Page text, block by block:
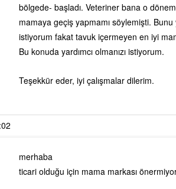
bölgede- başladı. Veteriner bana o
mamaya geçiş yapmamı söylemişti.
istiyorum fakat tavuk içermeyen en iyi
Bu konuda yardımcı olmanızı istiyorum.
Teşekkür eder, iyi çalışmalar dilerim.
merhaba
ticari olduğu için mama markası